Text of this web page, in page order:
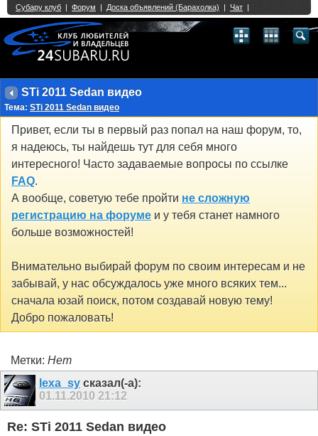
STi 2011 Sedan видео
Тема: STi 2011 Sedan видео
Привет, если ты в первый раз попал на наш форум, то,
я надеюсь, ты найдешь тут для себя много
интересного! Часто задаваемые вопросы по ссылке
FAQ.
А вообще, советую тебе пройти не сложную
регистрацию на форуме и у тебя станет намного
больше возможностей!
Внимательно выбирай форум по своим интересам и не
забывай, у нас обсуждалось уже много всяких тем...
сначала юзай поиск, потом создавай новую тему!
Добро пожаловать!
Метки: Нет
lexa_sy сказал(-а):
01.11.2010 21:12
Re: STi 2011 Sedan видео
Single Sign On provided byvBSSO
2 3 4 5 6 7 8 9 10 11 12 13 14 15 16 17 18 21 22 23 24 25 26
27 28 29 30 31 32 33 40 41 42 43